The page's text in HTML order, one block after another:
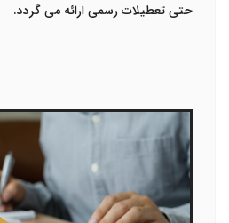
حتی تعطیلات رسمی ارائه می گردد.